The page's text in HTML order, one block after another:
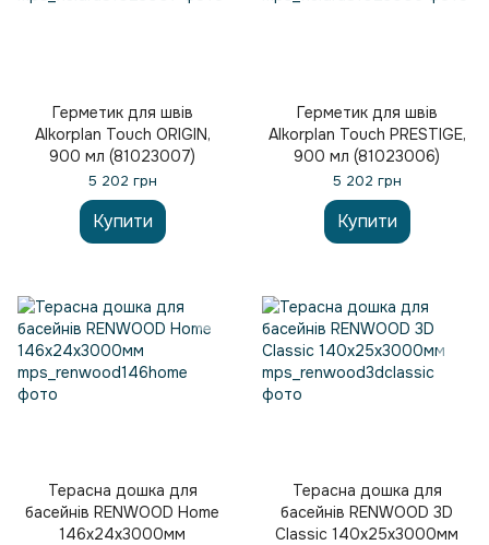
Герметик для швів
Alkorplan Touch ORIGIN,
900 мл (81023007)
5 202 грн
Купити
Герметик для швів
Alkorplan Touch PRESTIGE,
900 мл (81023006)
5 202 грн
Купити
Терасна дошка для
басейнів RENWOOD Home
146х24х3000мм
Терасна дошка для
басейнів RENWOOD 3D
Classic 140х25х3000мм